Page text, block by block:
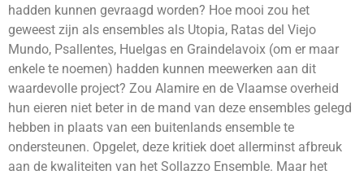
hadden kunnen gevraagd worden? Hoe mooi zou het
geweest zijn als ensembles als Utopia, Ratas del Viejo
Mundo, Psallentes, Huelgas en Graindelavoix (om er maar
enkele te noemen) hadden kunnen meewerken aan dit
waardevolle project? Zou Alamire en de Vlaamse overheid
hun eieren niet beter in de mand van deze ensembles gelegd
hebben in plaats van een buitenlands ensemble te
ondersteunen. Opgelet, deze kritiek doet allerminst afbreuk
aan de kwaliteiten van het Sollazzo Ensemble. Maar het